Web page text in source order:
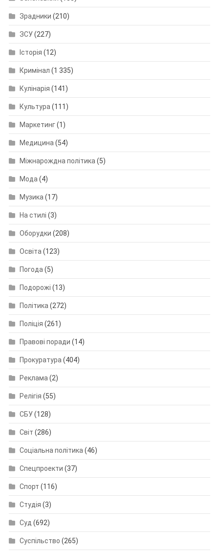
Зрадники (210)
ЗСУ(227)
Історія (12)
Кримінал (1 335)
Кулінарія (141)
Культура (111)
Маркетинг(1)
Медицина (54)
Міжнарождна політика (5)
Мода (4)
Музика (17)
На стилі (3)
Оборудки (208)
Освіта (123)
Погода (5)
Подорожі (13)
Політика (272)
Поліція (261)
Правові поради (14)
Прокуратура (404)
Реклама (2)
Релігія (55)
СБУ(128)
Світ (286)
Соціальна політика (46)
Спецпроекти (37)
Спорт (116)
Студія (3)
Суд (692)
Суспільство (265)